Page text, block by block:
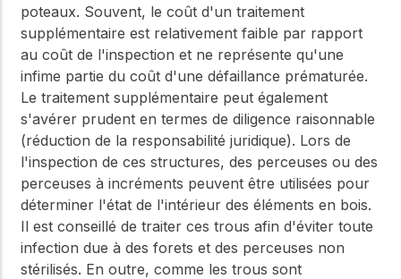
poteaux. Souvent, le coût d'un traitement
supplémentaire est relativement faible par rapport
au coût de l'inspection et ne représente qu'une
infime partie du coût d'une défaillance prématurée.
Le traitement supplémentaire peut également
s'avérer prudent en termes de diligence raisonnable
(réduction de la responsabilité juridique). Lors de
l'inspection de ces structures, des perceuses ou des
perceuses à incréments peuvent être utilisées pour
déterminer l'état de l'intérieur des éléments en bois.
Il est conseillé de traiter ces trous afin d'éviter toute
infection due à des forets et des perceuses non
stérilisés. En outre, comme les trous sont